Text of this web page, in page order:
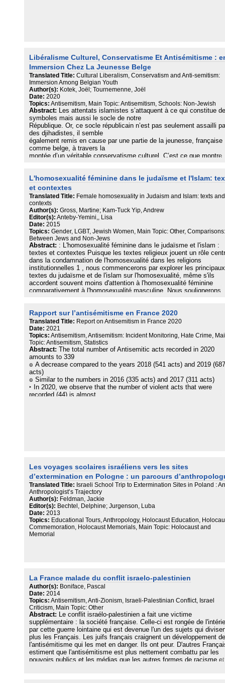
Libéralisme Culturel, Conservatisme Et Antisémitisme :
Immersion Chez La Jeunesse Belge
Translated Title: Cultural Liberalism, Conservatism and Anti-semitism:
Immersion Among Belgian Youth
Author(s): Kotek, Joël; Tournemenne, Joël
Date: 2020
Topics: Antisemitism, Main Topic: Antisemitism, Schools: Non-Jewish
Abstract: Les attentats islamistes s’attaquent à ce qui constitue
symboles mais aussi le socle de notre
République. Or, ce socle républicain n’est pas seulement assailli
des djihadistes, il semble
également remis en cause par une partie de la jeunesse, française
comme belge, à travers la
montée d’un véritable conservatisme culturel. C’est ce que montre
Fondation publie pour la
première fois en France.
L'homosexualité féminine dans le judaïsme et l'Islam:
et contextes
Translated Title: Female homosexuality in Judaism and Islam: texts and
contexts
Author(s): Gross, Martine; Kam-Tuck Yip, Andrew
Editor(s): Anteby-Yemini,, Lisa
Date: 2015
Topics: Gender, LGBT, Jewish Women, Main Topic: Other, Comparisons:
Between Jews and Non-Jews
Abstract: : L'homosexualité féminine dans le judaïsme et l'islam :
textes et contextes Puisque les textes religieux jouent un rôle
dans la condamnation de l'homosexualité dans les religions
institutionnelles 1 , nous commencerons par explorer les principaux
textes du judaïsme et de l'islam sur l'homosexualité, même s'ils
accordent souvent moins d'attention à l'homosexualité féminine
comparativement à l'homosexualité masculine. Nous soulignerons
production, sa légitimation et sa perpétuation. Nous nous
ensuite sur les positions socioculturelles et politiques des
juives en France et des lesbiennes musulmanes en
2. Leur statut est triplement minoritaire : minorité culturelle et
religieuse, minorité sexuelle et minorité de genre. Nous montrerons
enfin comment ces femmes résistent à l'homophobie, à côté
formes de discrimination, tout en préservant leurs appartenances
identitaires.
Rapport sur l’antisémitisme en France 2020
Translated Title: Report on Antisemitism in France 2020
Date: 2021
Topics: Antisemitism, Antisemitism: Incident Monitoring, Hate Crime,
Topic: Antisemitism, Statistics
Abstract:
The total number of Antisemitic acts recorded in 2020
amounts to 339
๏ A decrease compared to the years 2018 (541 acts) and 2019 (687
acts)
๏ Similar to the numbers in 2016 (335 acts) and 2017 (311 acts)
‣ In 2020, we observe that the number of violent acts that were
recorded (44) is almost
taken to court or sentenced.
Les voyages scolaires israéliens vers les sites
d’extermination en Pologne : un parcours
Translated Title: Israeli School Trip to Extermination Sites in Poland : An
Anthropologist’s Trajectory
Author(s): Feldman, Jackie
Editor(s): Bechtel, Delphine; Jurgenson, Luba
Date: 2013
Topics: Educational Tours, Anthropology, Holocaust Education,
Commemoration, Holocaust Memorials, Main Topic: Holocaust and
Memorial
La France malade du conflit israelo-palestinien
Author(s): Boniface, Pascal
Date: 2014
Topics: Antisemitism, Anti-Zionism, Israeli-Palestinian Conflict, Israel
Criticism, Main Topic: Other
Abstract: Le conflit israélo-palestinien a fait une victime
supplémentaire : la société française. Celle-ci est rongée de
par cette guerre lointaine qui est devenue l'un des sujets qui
plus les Français. Les juifs français craignent un développement de
l'antisémitisme qui les met en danger. Ils ont peur. D'autres
estiment que l'antisémitisme est plus nettement combattu par les
pouvoirs publics et les médias que les autres formes de racisme